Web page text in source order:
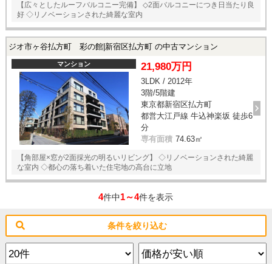
【広々としたルーフバルコニー完備】 ◇2面バルコニーにつき日当たり良
好 ◇リノベーションされた綺麗な室内
ジオ市ヶ谷払方町 彩の館|新宿区払方町 の中古マンション
マンション 21,980万円
3LDK / 2012年
3階/5階建
東京都新宿区払方町
都営大江戸線 牛込神楽坂 徒歩6
分
専有面積 74.63㎡
【角部屋×窓が2面採光の明るいリビング】 ◇リノベーションされた綺麗
な室内 ◇都心の落ち着いた住宅地の高台に立地
4件中1～4件を表示
条件を絞り込む